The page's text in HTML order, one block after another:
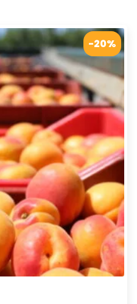
-20%